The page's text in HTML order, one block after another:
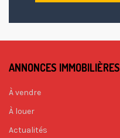
ANNONCES IMMOBILIÈRES
À vendre
À louer
Actualités